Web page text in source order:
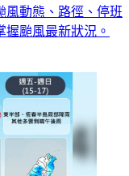
風動態、路徑、停班
颱風最新狀況。